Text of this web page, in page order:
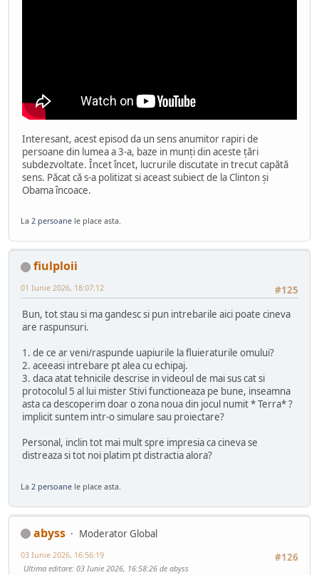
Interesant, acest episod da un sens anumitor rapiri de
persoane din lumea a 3-a, baze in munți din aceste țări
subdezvoltate. Încet încet, lucrurile discutate in trecut capătă
sens. Păcat că s-a politizat si aceast subiect de la Clinton și
Obama încoace.
La 2 persoane le place asta.
fiulploii
#125
01 Iunie 2026, 18:07:12
Bun, tot stau si ma gandesc si pun intrebarile aici poate cineva
are raspunsuri.
1. de ce ar veni/raspunde uapiurile la fluieraturile omului?
2. aceeasi intrebare pt alea cu echipaj.
3. daca atat tehnicile descrise in videoul de mai sus cat si
protocolul 5 al lui mister Stivi functioneaza pe bune, inseamna
asta ca descoperim doar o zona noua din jocul numit * Terra* ?
implicit suntem intr-o simulare sau proiectare?
Personal, inclin tot mai mult spre impresia ca cineva se
distreaza si tot noi platim pt distractia alora?
La 2 persoane le place asta.
abyss
Moderator Global
#126
03 Iunie 2026, 16:56:19
Ultima editare: 03 Iunie 2026, 16:58:26 de abyss